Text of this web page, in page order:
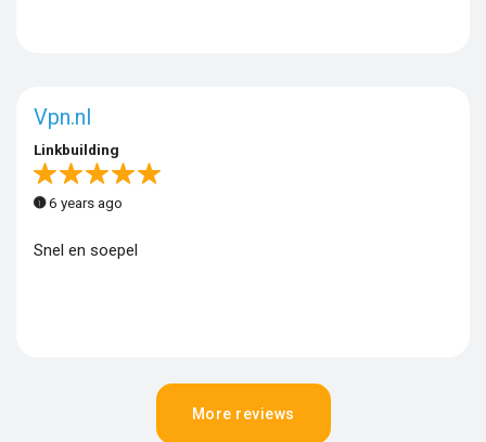
Vpn.nl
Linkbuilding
6 years ago
Snel en soepel
More reviews